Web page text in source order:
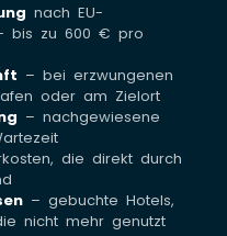
nach EU-
bis zu 600 € pro
– bei erzwungenen
oder am Zielort
– nachgewiesene
die direkt durch
– gebuchte Hotels,
nicht mehr genutzt